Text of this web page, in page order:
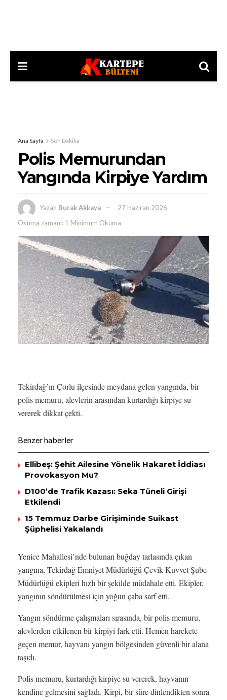
Ana Sayfa Son Dakika
Polis Memurundan
Yangında Kirpiye Yardım
Yazan Burak Akkaya
27 Haziran 2026
Okuma zamanı: 1 Minimum Okuma
Tekirdağ’ın Çorlu ilçesinde meydana gelen yangında, bir
polis memuru, alevlerin arasından kurtardığı kirpiye su
vererek dikkat çekti.
Benzer haberler
Ellibeş: Şehit Ailesine Yönelik Hakaret İddiası
Provokasyon Mu?
D100’de Trafik Kazası: Seka Tüneli Girişi
Etkilendi
15 Temmuz Darbe Girişiminde Suikast
Şüphelisi Yakalandı
Yenice Mahallesi’nde bulunan buğday tarlasında çıkan
yangına, Tekirdağ Emniyet Müdürlüğü Çevik Kuvvet Şube
Müdürlüğü ekipleri hızlı bir şekilde müdahale etti. Ekipler,
yangının söndürülmesi için yoğun çaba sarf etti.
Yangın söndürme çalışmaları sırasında, bir polis memuru,
alevlerden etkilenen bir kirpiyi fark etti. Hemen harekete
geçen memur, hayvanı yangın bölgesinden güvenli bir alana
taşıdı.
Polis memuru, kurtardığı kirpiye su vererek, hayvanın
kendine gelmesini sağladı. Kirpi, bir süre dinlendikten sonra